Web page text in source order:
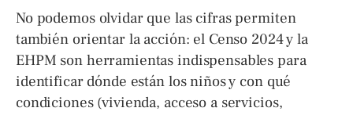
No podemos olvidar que las cifras permiten
también orientar la acción: el Censo 2024 y la
EHPM son herramientas indispensables para
identificar dónde están los niños y con qué
condiciones (vivienda, acceso a servicios,